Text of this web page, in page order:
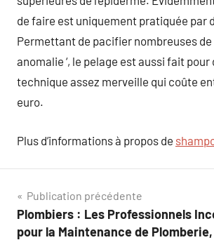
de faire est uniquement pratiquée par
Permettant de pacifier nombreuses de
anomalie ‘, le pelage est aussi fait pour
technique assez merveille qui coûte
euro.
Plus d’informations à propos de
Navigation
de
Publication précédente
Plombiers : Les Professionnels
pour la Maintenance de